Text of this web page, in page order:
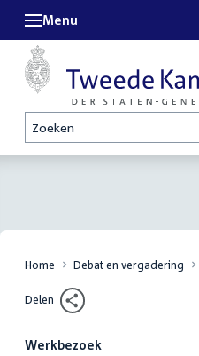
Zoeken
Menu
Home Debat en vergadering
Delen
Werkbezoek